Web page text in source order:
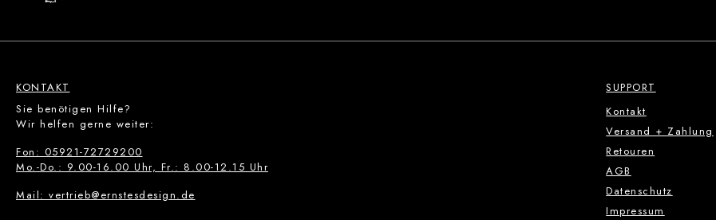
KONTAKT
Sie benötigen Hilfe?
Wir helfen gerne weiter:
Fon: 05921-72729200
Mo.-Do.: 9.00-16.00 Uhr, Fr.: 8.00-12.15 Uhr
Mail: vertrieb@ernstesdesign.de
SUPPORT
Kontakt
Versand + Zahlung
Retouren
AGB
Datenschutz
Impressum